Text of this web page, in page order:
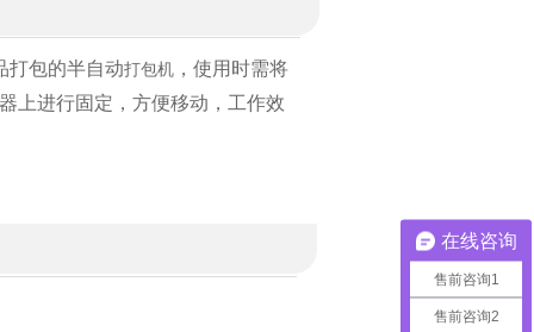
打包的半自动打包机，使用时需将
上进行固定，方便移动，工作效
在线咨询
售前咨询1
售前咨询2